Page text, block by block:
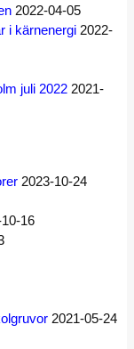
2022-04-05
i kärnenergi 2022-
juli 2022 2021-
2023-10-24
16
2021-05-24